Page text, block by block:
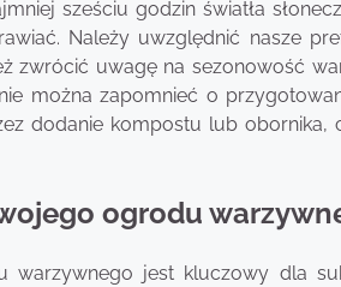
sześciu godzin światła
Należy uwzględnić nasze
zwrócić uwagę na sezonowość
można zapomnieć o
dodanie kompostu lub
ogrodu
jest kluczowy dla